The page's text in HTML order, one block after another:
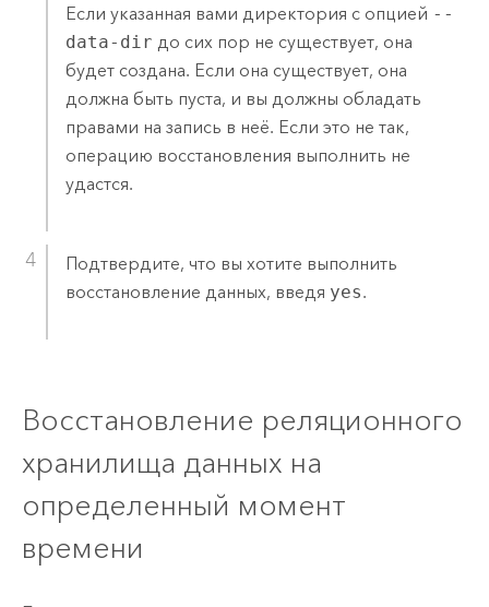
Если указанная вами директория с опцией --
data-dir до сих пор не существует, она
будет создана. Если она существует, она
должна быть пуста, и вы должны обладать
правами на запись в неё. Если это не так,
операцию восстановления выполнить не
удастся.
Подтвердите, что вы хотите выполнить
восстановление данных, введя yes.
Восстановление реляционного
хранилища данных на
определенный момент
времени